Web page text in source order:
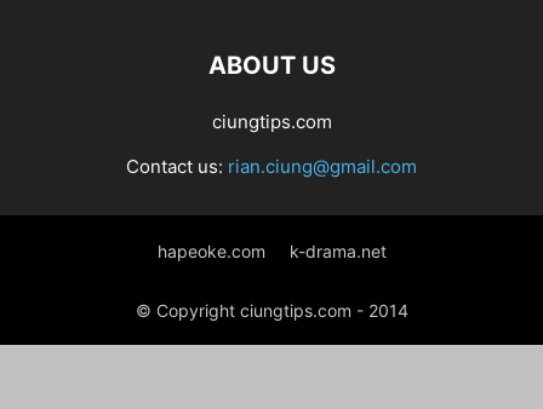
ABOUT US
ciungtips.com
Contact us: rian.ciung@gmail.com
hapeoke.com k-drama.net
© Copyright ciungtips.com - 2014